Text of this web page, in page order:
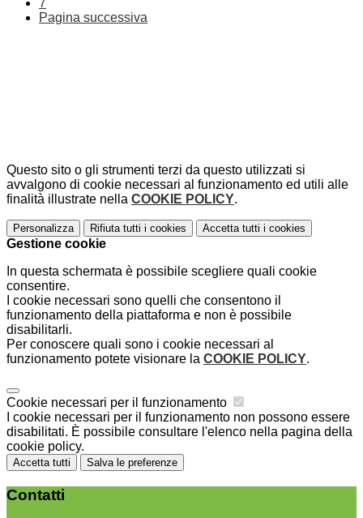
7
Pagina successiva
Questo sito o gli strumenti terzi da questo utilizzati si
avvalgono di cookie necessari al funzionamento ed utili alle
finalità illustrate nella COOKIE POLICY.
Personalizza Rifiuta tutti i cookies Accetta tutti i cookies
Gestione cookie
In questa schermata è possibile scegliere quali cookie
consentire.
I cookie necessari sono quelli che consentono il
funzionamento della piattaforma e non è possibile
disabilitarli.
Per conoscere quali sono i cookie necessari al
funzionamento potete visionare la COOKIE POLICY.
Cookie necessari per il funzionamento
I cookie necessari per il funzionamento non possono essere
disabilitati. È possibile consultare l'elenco nella pagina della
cookie policy.
Accetta tutti Salva le preferenze
Contatti